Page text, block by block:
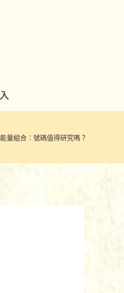
量組合：號碼值得研究嗎？